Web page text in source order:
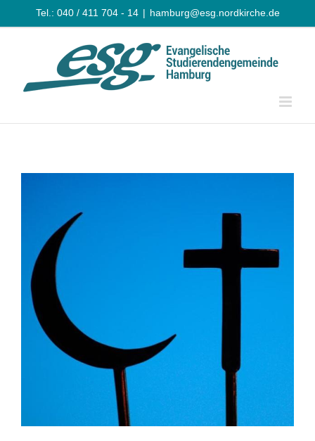
Inhalt
Tel.: 040 / 411 704 - 14 | hamburg@esg.nordkirche.de